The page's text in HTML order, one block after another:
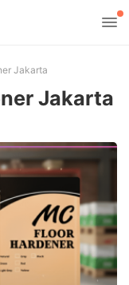
Jakarta
Jakarta